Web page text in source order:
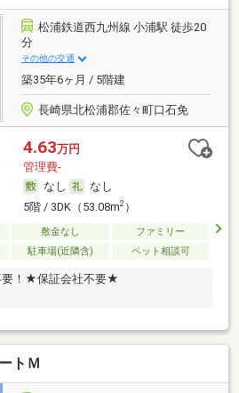
松浦鉄道西九州線 小浦駅 徒歩20
分
その他の交通
築35年6ヶ月 / 5階建
長崎県北松浦郡佐々町口石免
4.63万円
管理費-
なし
なし
5階 / 3DK（53.08m2）
敷金なし
ファミリー
駐車場(近隣含) ペット相談可
！★保証会社不要★
トＭ